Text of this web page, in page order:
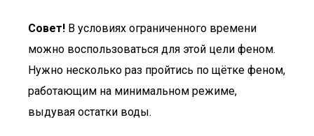
Совет! В условиях ограниченного времени
можно воспользоваться для этой цели феном.
Нужно несколько раз пройтись по щётке феном,
работающим на минимальном режиме,
выдувая остатки воды.